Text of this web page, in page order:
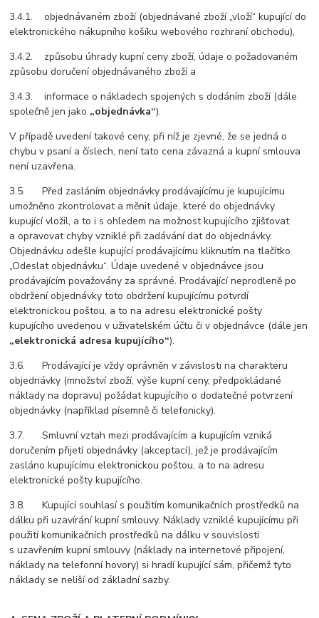
3.4.1. objednávaném zboží (objednávané zboží „vloží“ kupující do
elektronického nákupního košíku webového rozhraní obchodu),
3.4.2. způsobu úhrady kupní ceny zboží, údaje o požadovaném
způsobu doručení objednávaného zboží a
3.4.3. informace o nákladech spojených s dodáním zboží (dále
společně jen jako „objednávka“).
V případě uvedení takové ceny, při níž je zjevné, že se jedná o
chybu v psaní a číslech, není tato cena závazná a kupní smlouva
není uzavřena.
3.5. Před zasláním objednávky prodávajícímu je kupujícímu
umožněno zkontrolovat a měnit údaje, které do objednávky
kupující vložil, a to i s ohledem na možnost kupujícího zjišťovat
a opravovat chyby vzniklé při zadávání dat do objednávky.
Objednávku odešle kupující prodávajícímu kliknutím na tlačítko
„Odeslat objednávku“. Údaje uvedené v objednávce jsou
prodávajícím považovány za správné. Prodávající neprodleně po
obdržení objednávky toto obdržení kupujícímu potvrdí
elektronickou poštou, a to na adresu elektronické pošty
kupujícího uvedenou v uživatelském účtu či v objednávce (dále jen
„elektronická adresa kupujícího“).
3.6. Prodávající je vždy oprávněn v závislosti na charakteru
objednávky (množství zboží, výše kupní ceny, předpokládané
náklady na dopravu) požádat kupujícího o dodatečné potvrzení
objednávky (například písemně či telefonicky).
3.7. Smluvní vztah mezi prodávajícím a kupujícím vzniká
doručením přijetí objednávky (akceptací), jež je prodávajícím
zasláno kupujícímu elektronickou poštou, a to na adresu
elektronické pošty kupujícího.
3.8. Kupující souhlasí s použitím komunikačních prostředků na
dálku při uzavírání kupní smlouvy. Náklady vzniklé kupujícímu při
použití komunikačních prostředků na dálku v souvislosti
s uzavřením kupní smlouvy (náklady na internetové připojení,
náklady na telefonní hovory) si hradí kupující sám, přičemž tyto
náklady se neliší od základní sazby.